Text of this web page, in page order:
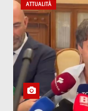
ATTUALITÀ
ATTUALITÀ